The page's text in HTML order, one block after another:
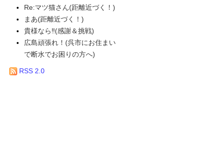
Re:マツ猫さん(距離近づく！)
まあ(距離近づく！)
貴様なら‼(感謝＆挑戦)
広島頑張れ！(呉市にお住まい
で断水でお困りの方へ)
RSS 2.0